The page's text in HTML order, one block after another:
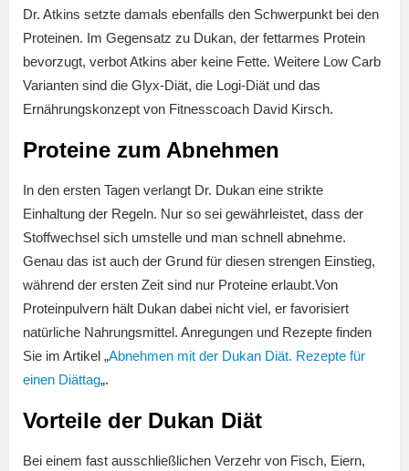
Dr. Atkins setzte damals ebenfalls den Schwerpunkt bei den
Proteinen. Im Gegensatz zu Dukan, der fettarmes Protein
bevorzugt, verbot Atkins aber keine Fette. Weitere Low Carb
Varianten sind die Glyx-Diät, die Logi-Diät und das
Ernährungskonzept von Fitnesscoach David Kirsch.
Proteine zum Abnehmen
In den ersten Tagen verlangt Dr. Dukan eine strikte
Einhaltung der Regeln. Nur so sei gewährleistet, dass der
Stoffwechsel sich umstelle und man schnell abnehme.
Genau das ist auch der Grund für diesen strengen Einstieg,
während der ersten Zeit sind nur Proteine erlaubt.Von
Proteinpulvern hält Dukan dabei nicht viel, er favorisiert
natürliche Nahrungsmittel. Anregungen und Rezepte finden
Sie im Artikel „Abnehmen mit der Dukan Diät. Rezepte für
einen Diättag„.
Vorteile der Dukan Diät
Bei einem fast ausschließlichen Verzehr von Fisch, Eiern,